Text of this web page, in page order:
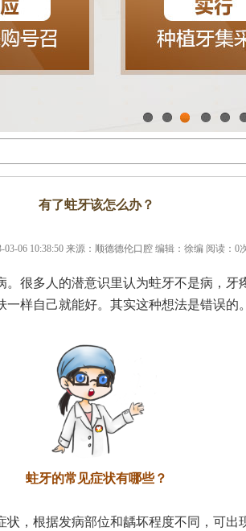
有了蛀牙该怎么办？
06 10:38:50 来源： 顺德德伦口腔编辑：徐编 阅读： 0
。很多人的潜意识里认为蛀牙不是病，牙
样自己就能好。其实这种想法是错误的。
蛀牙的常见症状有哪些？
，根据发病部位和龋坏程度不同，可出